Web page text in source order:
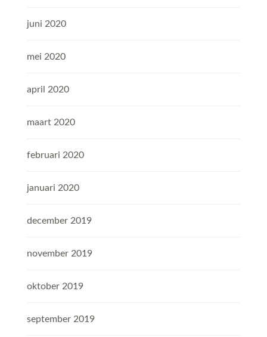
juni 2020
mei 2020
april 2020
maart 2020
februari 2020
januari 2020
december 2019
november 2019
oktober 2019
september 2019